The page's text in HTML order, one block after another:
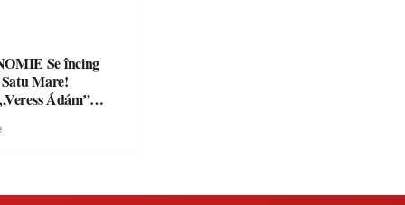
Se încing
Mare!
Ádám”
premii și un jurat